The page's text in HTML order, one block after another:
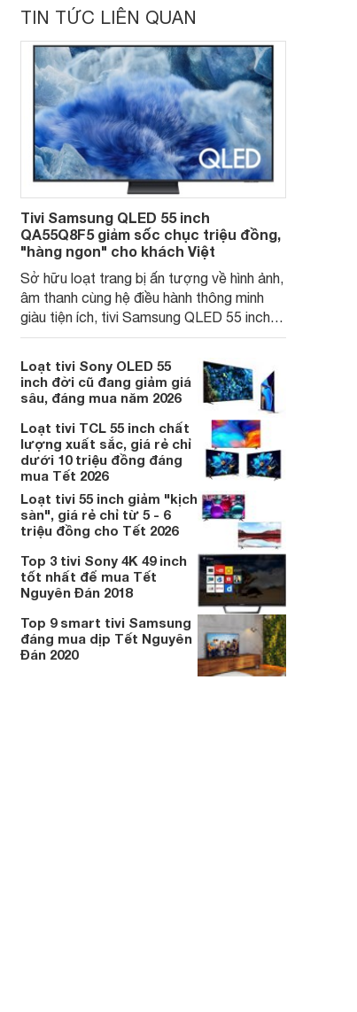
TIN TỨC LIÊN QUAN
Tivi Samsung QLED 55 inch
QA55Q8F5 giảm sốc chục triệu đồng,
"hàng ngon" cho khách Việt
Sở hữu loạt trang bị ấn tượng về hình ảnh,
âm thanh cùng hệ điều hành thông minh
giàu tiện ích, tivi Samsung QLED 55 inch
QA55Q8F5 mang đến lựa chọn chất lượng
hiện đang được giảm sâu.
Loạt tivi Sony OLED 55
inch đời cũ đang giảm giá
sâu, đáng mua năm 2026
Loạt tivi TCL 55 inch chất
lượng xuất sắc, giá rẻ chỉ
dưới 10 triệu đồng đáng
mua Tết 2026
Loạt tivi 55 inch giảm "kịch
sàn", giá rẻ chỉ từ 5 - 6
triệu đồng cho Tết 2026
Top 3 tivi Sony 4K 49 inch
tốt nhất để mua Tết
Nguyên Đán 2018
Top 9 smart tivi Samsung
đáng mua dịp Tết Nguyên
Đán 2020